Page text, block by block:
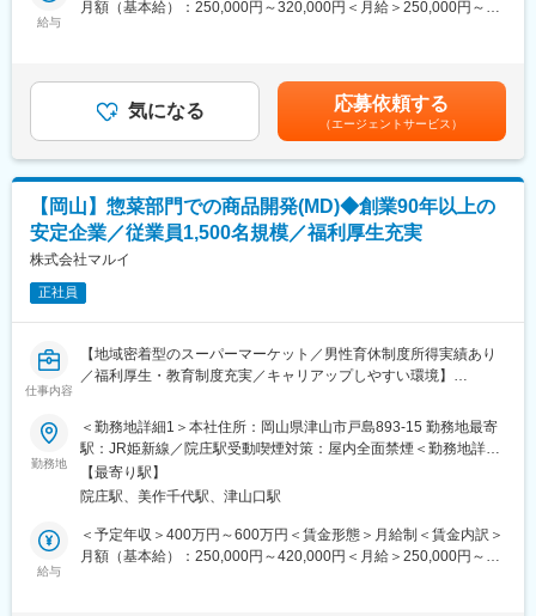
- 中期：全社横断の業務改革リーダー、IT戦略担当
「マルイアカデミー」を設立し、社員の教育、資格取得を後押し
しています。店舗における様々なスキル向上のための各種研修が
充実しており、入社から10年後のキャリア形成を計画します。
■当社の特徴：
1931年2月津山市元魚町14番地にマルイ食料品店として創業。西
日本エリアの食料品店では最も早くセルフサービス方式を導入し
たスーパーです。1958年8月には株式会社マルイを設立。現在は
岡山県、鳥取県、島根県で食品スーパーマーケットを展開してい
ます。2020年からは本格的にデジタルトランスフォーメーション
案を実現しています。
・各店舗の地域にある高校へ定期的に訪問し、先生の相談に乗れ
る関係性を構築
■ミッション：
高卒・大卒採用を実施するうえで、地域の高校との関係構築を行
い、採用の機会をいただけるようにすること。
■当社の人材育成制度：
「マルイアカデミー」を設立し、社員の教育、資格取得を後押し
しています。店舗における様々なスキル向上のための各種研修が
充実しており、入社から10年後のキャリア形成を計画します。
1931年2月、津山市元魚町14番地にマルイ食料品店として創業。
西日本エリアの食料品店では最も早くセルフサービス方式を導入
したスーパーマーケットです。1958年8月には株式会社マルイを
設立。現在は岡山県、鳥取県、島根県で食品スーパーマーケット
ーメーション（以下、DX）への取組みを開始しました。フルセル
フレジの導入、デジタル販促の強化、お客様1人ひとりの購買実績
給与
月額（基本給）：250,000円～320,000円＜月給＞250,000円～
でも目安の金額であり、選考を通じて上下する可能性がありま
す。月給(月額)は固定手当を含めた表記です。
気になる 応募依頼する
（エージェントサービス）
【岡山】惣菜部門での商品開発(MD)◆創業90年以上の
安定企業／従業員1,500名規模／福利厚生充実
株式会社マルイ
正社員
仕事内容
【地域密着型のスーパーマーケット／男性育休制度所得実績あり
／福利厚生・教育制度充実／キャリアップしやすい環境】
当社は地域の食のライフラインを支えるスーパーマーケットとし
て、岡山・鳥取・島根で店舗展開をしております。現在食品スー
パーマーケット事業の拡大、収益性の向上により、惣菜部門での
商品開発・MDを募集しています。
■業務内容：
惣菜部門の商品仕入れ、販売企画、商品開発や産地開発など、商
勤務地
＜勤務地詳細1＞本社住所：岡山県津山市戸島893-15 勤務地最寄
駅：JR姫新線／院庄駅受動喫煙対策：屋内全面禁煙＜勤務地詳細
2＞岡山県北のいずれかの店舗住所：岡山県津山市 受動喫煙対
策：屋内全面禁煙変更の範囲：会社の定める事業所
【最寄り駅】
院庄駅、美作千代駅、津山口駅
給与
＜予定年収＞400万円～600万円＜賃金形態＞月給制＜賃金内訳＞
月額（基本給）：250,000円～420,000円＜月給＞250,000円～